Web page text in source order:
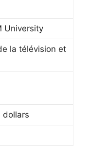
University
la télévision et
dollars